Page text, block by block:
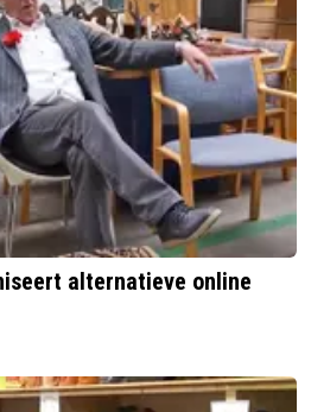
alternatieve online